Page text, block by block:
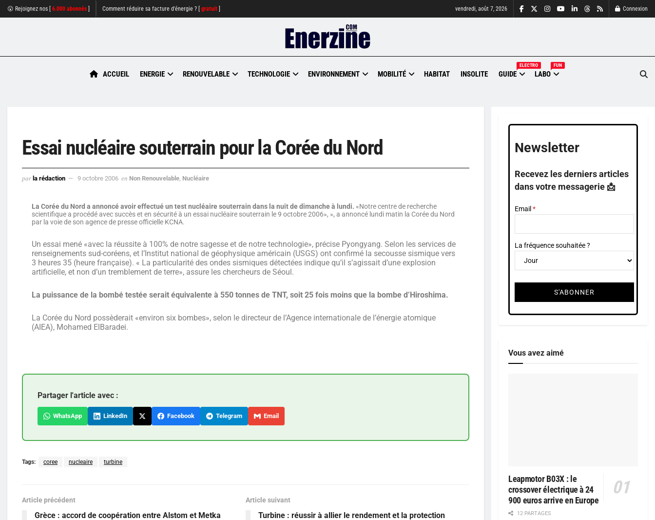
😮 Rejoignez nos [ 6.000 abonnés Comment réduire sa facture d'énergie ? [ gratuit vendredi, août 7, 2026 Connexion
ACCUEIL ENERGIE RENOUVELABLE TECHNOLOGIE ENVIRONNEMENT MOBILITÉ HABITAT INSOLITE GUIDE
ELECTRO
LABO
FUN
Essai nucléaire souterrain pour la Corée du Nord
par la rédaction 9 octobre 2006 en Non Renouvelable Nucléaire
La Corée du Nord a annoncé avoir effectué un test nucléaire souterrain dans la nuit de dimanche à lundi. «Notre centre de recherche
scientifique a procédé avec succès et en sécurité à un essai nucléaire souterrain le 9 octobre 2006», », a annoncé lundi matin la Corée du Nord
par la voie de son agence de presse officielle KCNA.
Un essai mené «avec la réussite à 100% de notre sagesse et de notre technologie», précise Pyongyang. Selon les services de
renseignements sud-coréens, et l’Institut national de géophysique américain (USGS) ont confirmé la secousse sismique vers
3 heures 35 (heure française). « La particularité des ondes sismiques détectées indique qu’il s’agissait d’une explosion
artificielle, et non d’un tremblement de terre», assure les chercheurs de Séoul.
La puissance de la bombé testée serait équivalente à 550 tonnes de TNT, soit 25 fois moins que la bombe d’Hiroshima.
La Corée du Nord possèderait «environ six bombes», selon le directeur de l’Agence internationale de l’énergie atomique
(AIEA), Mohamed ElBaradei.
Partager l'article avec :
WhatsApp LinkedIn Facebook Telegram Email
Tags: coree nucleaire turbine
Article précédent
Grèce : accord de coopération entre Alstom et Metka
Article suivant
Turbine : réussir à allier le rendement et la protection
Newsletter
Recevez les derniers articles
dans votre messagerie 📩
Email
La fréquence souhaitée ?
Vous avez aimé
Leapmotor B03X : le
crossover électrique à 24
900 euros arrive en Europe
12 PARTAGES